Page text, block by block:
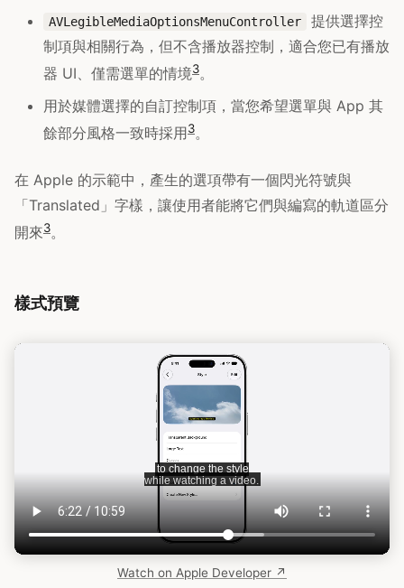
AVLegibleMediaOptionsMenuController
提供選擇控
制項與相關行為，但不含播放器控制，適合您已有播放
器 UI、僅需選單的情境3。
用於媒體選擇的自訂控制項，當您希望選單與 App 其
餘部分風格一致時採用3。
在 Apple 的示範中，產生的選項帶有一個閃光符號與
「Translated」字樣，讓使用者能將它們與編寫的軌道區分
開來3。
樣式預覽
Watch on Apple Developer ↗